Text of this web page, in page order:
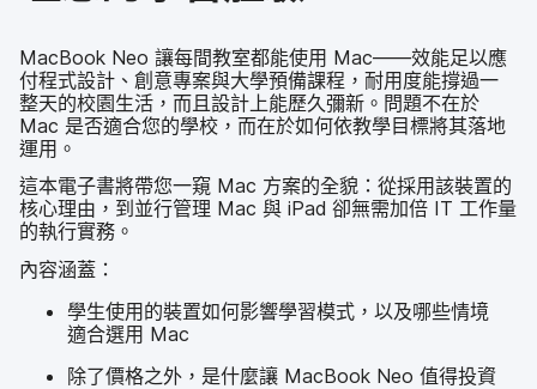
MacBook Neo 讓​每​間​教室​都​能​使用 Mac——效​能​足以​應​
付程式​設計、​創意​專案​與​大學​預備​課程，​耐用​度​能​撐過​一​
整天​的​校園​生活，​而且​設計​上​能​歷久​彌新。​問題​不​在​於
Mac 是否​適合您​的​學校，​而​在​於​如何​依​教學​目標​將​其落​地​
運用。
這​本​電子書​將​帶您​一​窺 Mac 方案​的​全貌：​從​採用​該​裝置​的​
核心​理由，​到​並​行​管理 Mac 與 iPad 卻​無​需加​倍 IT 工作量​
的​執行​實務。
內容​涵蓋：
學生​使用​的​裝置​如何​影響​學習​模式，​以及​哪些​情境​
適合​選用 Mac
除了​價格​之​外，​是​什麼​讓 MacBook Neo 值得​投資